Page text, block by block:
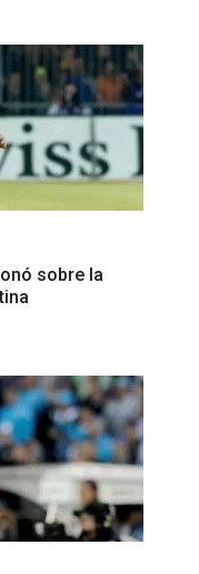
para la
sobre la